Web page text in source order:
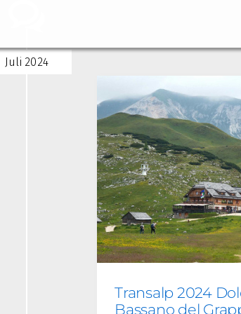
Juli 2024
Transalp 2024
Bassano del